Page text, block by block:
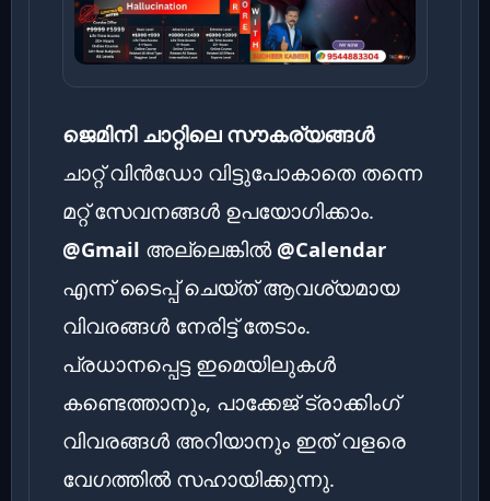
ജെമിനി ചാറ്റിലെ സൗകര്യങ്ങൾ
ചാറ്റ് വിൻഡോ വിട്ടുപോകാതെ തന്നെ
മറ്റ് സേവനങ്ങൾ ഉപയോഗിക്കാം.
@Gmail അല്ലെങ്കിൽ @Calendar
എന്ന് ടൈപ്പ് ചെയ്ത് ആവശ്യമായ
വിവരങ്ങൾ നേരിട്ട് തേടാം.
പ്രധാനപ്പെട്ട ഇമെയിലുകൾ
കണ്ടെത്താനും, പാക്കേജ് ട്രാക്കിംഗ്
വിവരങ്ങൾ അറിയാനും ഇത് വളരെ
വേഗത്തിൽ സഹായിക്കുന്നു.